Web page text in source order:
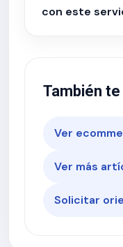
con este
También
Ver
Ver más
Solicitar